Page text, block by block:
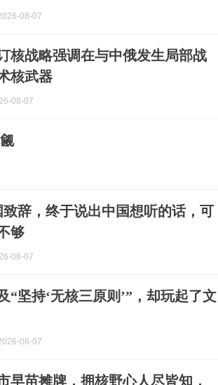
08-07
核战略强调在与中俄发生局部战
核武器
08-07
致辞，终于说出中国想听的话，可
够
08-07
“坚持‘无核三原则’”，却玩起了文
08-07
早苗摊牌，拥核野心人尽皆知，